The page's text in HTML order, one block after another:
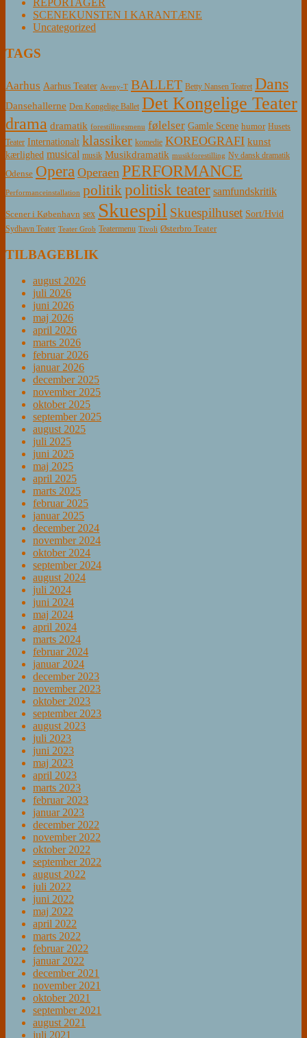
SCENEKUNSTEN I KARANTÆNE
Uncategorized
TAGS
Aarhus Aarhus Teater Aveny-T BALLET Betty Nansen Teatret Dans
Dansehallerne Den Kongelige Ballet Det Kongelige Teater
drama dramatik forestillingsmenu følelser Gamle Scene humor Husets
Teater Internationalt klassiker komedie KOREOGRAFI kunst
kærlighed musical musik Musikdramatik musikforestilling Ny dansk dramatik
Odense Opera Operaen PERFORMANCE
Performanceinstallation politikpolitisk teater samfundskritik
Scener i København sex Skuespil Skuespilhuset Sort/Hvid
Sydhavn Teater Teater Grob Teatermenu Tivoli Østerbro Teater
TILBAGEBLIK
august 2026
juli 2026
juni 2026
maj 2026
april 2026
marts 2026
februar 2026
januar 2026
december 2025
november 2025
oktober 2025
september 2025
august 2025
juli 2025
juni 2025
maj 2025
april 2025
marts 2025
februar 2025
januar 2025
december 2024
november 2024
oktober 2024
september 2024
august 2024
juli 2024
juni 2024
maj 2024
april 2024
marts 2024
februar 2024
januar 2024
december 2023
november 2023
oktober 2023
september 2023
august 2023
juli 2023
juni 2023
maj 2023
april 2023
marts 2023
februar 2023
januar 2023
december 2022
november 2022
oktober 2022
september 2022
august 2022
juli 2022
juni 2022
maj 2022
april 2022
marts 2022
februar 2022
januar 2022
december 2021
november 2021
oktober 2021
september 2021
august 2021
juli 2021